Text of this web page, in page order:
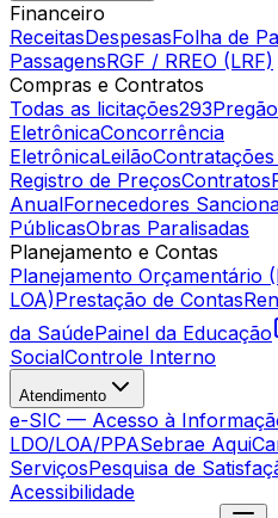
Financeiro
ReceitasDespesasFolha de
PassagensRGF / RREO (LRF)
Compras e Contratos
Todas as licitações293
EletrônicaConcorrência
EletrônicaLeilão
Registro de PreçosContratos
AnualFornecedores
PúblicasObras Paralisadas
Planejamento e Contas
Planejamento Orçamentário
LOA)Prestação de Contas
da SaúdePainel da Educação
SocialControle Interno
Atendimento
e-SIC — Acesso à
LDO/LOA/PPASebrae Aqui
ServiçosPesquisa de
Acessibilidade